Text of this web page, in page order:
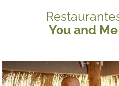
You and